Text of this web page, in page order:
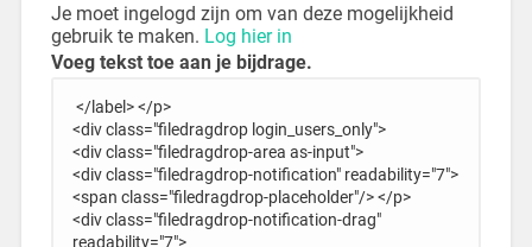
Je moet ingelogd zijn om van deze mogelijkheid
gebruik te maken. Log hier in
Voeg tekst toe aan je bijdrage.